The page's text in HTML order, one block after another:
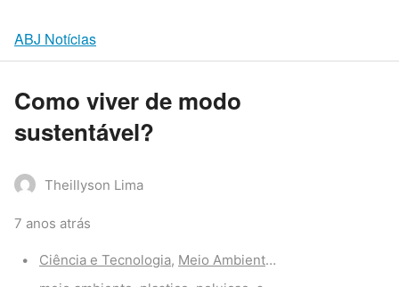
ABJ Notícias
Como viver de modo
sustentável?
Theillyson Lima
7 anos atrás
Categories:
Ciência e Tecnologia, Meio Ambiente ,